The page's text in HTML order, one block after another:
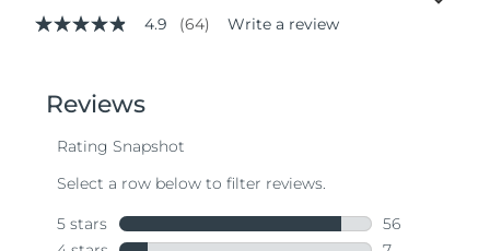
4.9
stars,
average
value.
Same
page
4.9 (64) Write a review